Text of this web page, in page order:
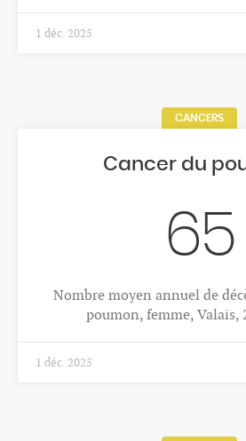
1 déc. 2025
CANCERS
Cancer du
65
Nombre moyen annuel de
poumon, femme, Valais,
1 déc. 2025